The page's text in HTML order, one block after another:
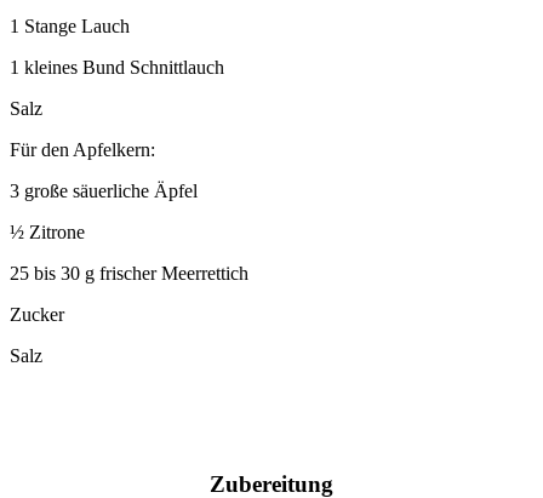
1 Stange Lauch
1 kleines Bund Schnittlauch
Salz
Für den Apfelkern:
3 große säuerliche Äpfel
½ Zitrone
25 bis 30 g frischer Meerrettich
Zucker
Salz
Zubereitung